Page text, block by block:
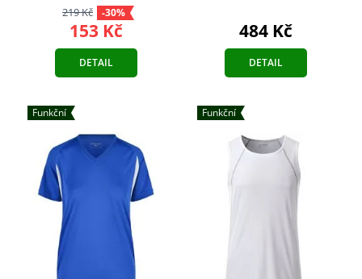
219 Kč
-30%
153 Kč
DETAIL
484 Kč
DETAIL
Funkční Funkční